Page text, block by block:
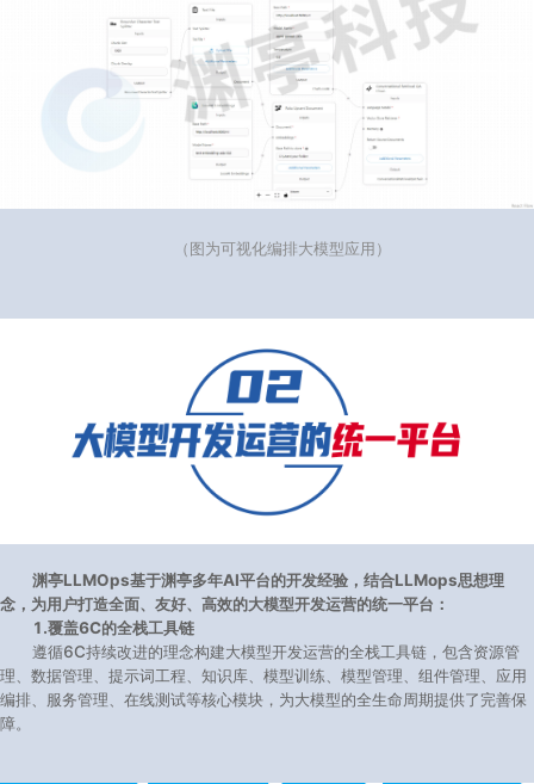
（图为可视化编排大模型应用）
渊亭LLMOps基于渊亭多年AI平台的开发经验，结合LLMops思想理
念，为用户打造全面、友好、高效的大模型开发运营的统一平台：
1.覆盖6C的全栈工具链
遵循6C持续改进的理念构建大模型开发运营的全栈工具链，包含资源管
理、数据管理、提示词工程、知识库、模型训练、模型管理、组件管理、应用
编排、服务管理、在线测试等核心模块，为大模型的全生命周期提供了完善保
障。